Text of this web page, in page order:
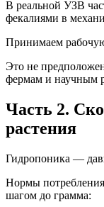
В реальной УЗВ
фекалиями в
Принимаем
Это не
фермам и научным
Часть 2.
растения
Гидропоника —
Нормы потребления
шагом до грамма: